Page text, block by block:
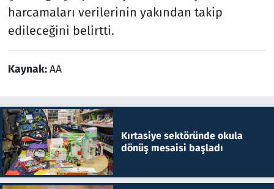
harcamaları verilerinin yakından takip
edileceğini belirtti.
Kaynak:AA
Kırtasiye sektöründe okula
dönüş mesaisi başladı